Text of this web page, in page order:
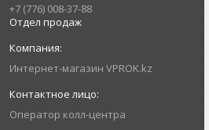
+7 (776) 008-37-88
Отдел продаж
Интернет-магазин VPROK.kz
Оператор колл-центра